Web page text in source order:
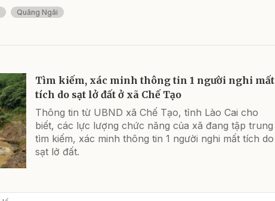
Quãng Ngãi
Tìm kiếm, xác minh thông tin 1 người nghi mất
tích do sạt lở đất ở xã Chế Tạo
Thông tin từ UBND xã Chế Tạo, tỉnh Lào Cai cho
biết, các lực lượng chức năng của xã đang tập trung
tìm kiếm, xác minh thông tin 1 người nghi mất tích do
sạt lở đất.